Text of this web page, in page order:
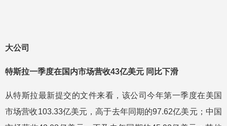
大公司
特斯拉一季度在国内市场营收43亿美元 同比下滑
从特斯拉最新提交的文件来看，该公司今年第一季度在美国
市场营收103.33亿美元，高于去年同期的97.62亿美元；中国